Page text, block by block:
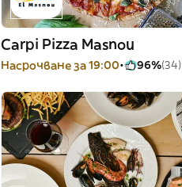
Carpi Pizza Masnou
Насрочване за 19:00 96%(34)